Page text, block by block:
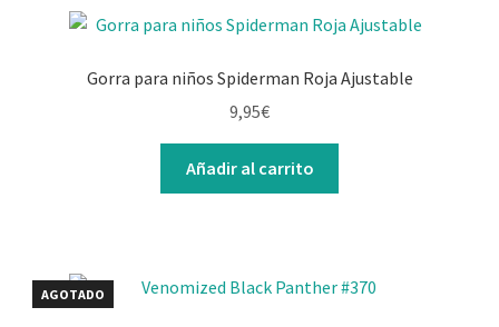
Gorra para niños Spiderman Roja Ajustable
9,95€
Añadir al carrito
AGOTADO